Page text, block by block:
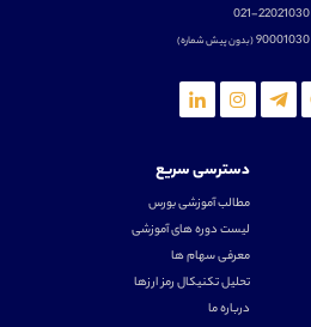
021-22021030
90001030(بدون پیش شماره)
دسترسی سریع
مطالب آموزشی بورس
لیست دوره های آموزشی
معرفی سهام ها
تحلیل تکنیکال رمز ارزها
درباره ما